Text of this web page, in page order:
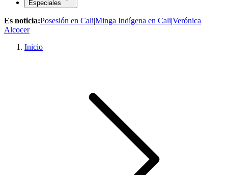
Especiales
Es noticia:Posesión en Cali|Minga Indígena en Cali|Verónica
Alcocer
Inicio